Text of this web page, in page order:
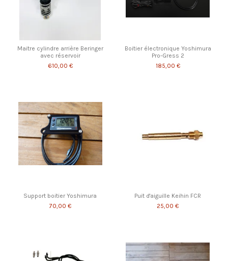
Maitre cylindre arrière Beringer
avec réservoir
610,00 €
Boitier électronique Yoshimura
Pro-Gress 2
185,00 €
Support boitier Yoshimura
70,00 €
Puit d'aiguille Keihin FCR
25,00 €